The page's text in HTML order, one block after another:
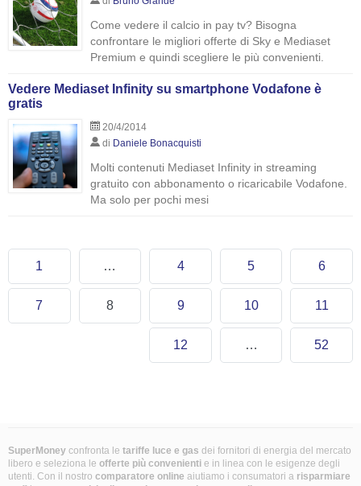
Come vedere il calcio in pay tv? Bisogna
confrontare le migliori offerte di Sky e Mediaset
Premium e quindi scegliere le più convenienti.
Vedere Mediaset Infinity su smartphone Vodafone è
gratis
20/4/2014
di Daniele Bonacquisti
Molti contenuti Mediaset Infinity in streaming
gratuito con abbonamento o ricaricabile Vodafone.
Ma solo per pochi mesi
1 … 4 5 6
7 8 9 10 11
12 … 52
SuperMoney confronta le tariffe luce e gas dei fornitori di energia del mercato
libero e seleziona le offerte più convenienti e in linea con le esigenze degli
utenti. Con il nostro comparatore online aiutiamo i consumatori a risparmiare